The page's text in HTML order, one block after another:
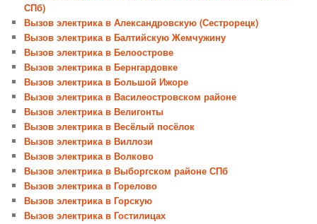
СПб)
Вызов электрика в Александровскую (Сестрорецк)
Вызов электрика в Балтийскую Жемчужину
Вызов электрика в Белоострове
Вызов электрика в Бернгардовке
Вызов электрика в Большой Ижоре
Вызов электрика в Василеостровском районе
Вызов электрика в Велигонты
Вызов электрика в Весёлый посёлок
Вызов электрика в Виллози
Вызов электрика в Волково
Вызов электрика в Выборгском районе СПб
Вызов электрика в Горелово
Вызов электрика в Горскую
Вызов электрика в Гостилицах